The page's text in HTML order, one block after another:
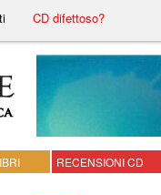
CD difettoso?
RECENSIONI CD